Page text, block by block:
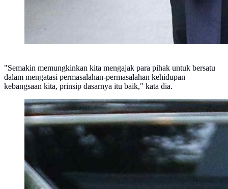
"Semakin memungkinkan kita mengajak para pihak untuk bersatu
dalam mengatasi permasalahan-permasalahan kehidupan
kebangsaan kita, prinsip dasarnya itu baik," kata dia.